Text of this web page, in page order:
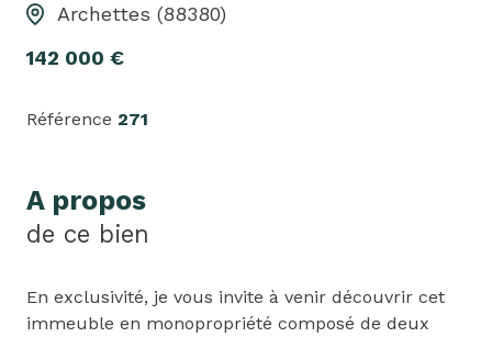
Archettes (88380)
142 000 €
Référence 271
A propos
de ce bien
En exclusivité, je vous invite à venir découvrir cet
immeuble en monopropriété composé de deux